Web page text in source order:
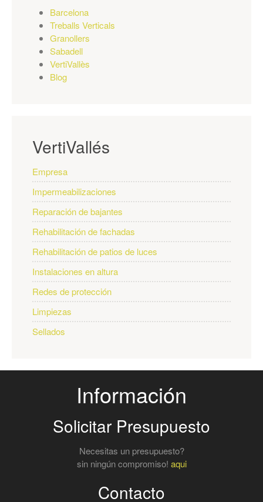
Barcelona
Treballs Verticals
Granollers
Sabadell
VertiVallès
Blog
VertiVallés
Empresa
Impermeabilizaciones
Reparación de bajantes
Rehabilitación de fachadas
Rehabilitación de patios de luces
Instalaciones en altura
Redes de protección
Limpiezas
Sellados
Información
Solicitar Presupuesto
Necesitas un presupuesto?
sin ningún compromiso! aqui
Contacto